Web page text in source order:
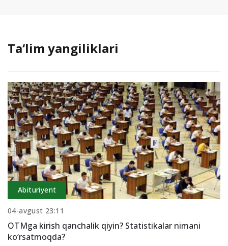
Ta‘lim yangiliklari
Abituriyent
04-avgust 23:11
OTMga kirish qanchalik qiyin? Statistikalar nimani
ko‘rsatmoqda?